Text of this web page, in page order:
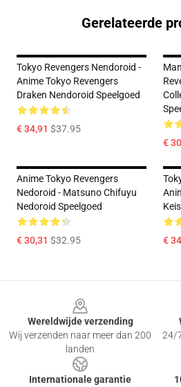
Gerelateerde
Tokyo Revengers Nendoroid -
Anime Tokyo Revengers
Draken Nendoroid Speelgoed
€ 34,91 $37.95
€
Anime Tokyo Revengers
Nedoroid - Matsuno Chifuyu
Nedoroid Speelgoed
€ 30,31 $32.95 €
Wereldwijde verzending
Wij verzenden naar meer dan 200
landen
24/
Internationale garantie